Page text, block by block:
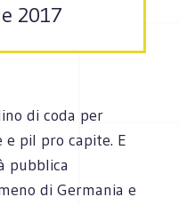
2017
di coda per
e pil pro capite. E
pubblica
di Germania e